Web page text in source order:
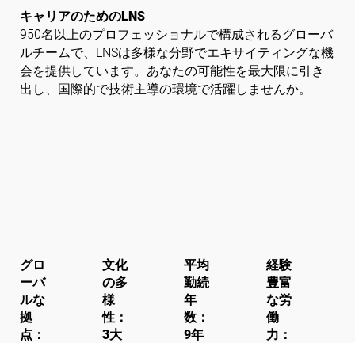
キャリアのためのLNS
950名以上のプロフェッショナルで構成されるグローバ
ルチームで、LNSは多様な分野でエキサイティングな機
会を提供しています。あなたの可能性を最大限に引き
出し、国際的で技術主導の環境で活躍しませんか。
add_location
グロ
ーバ
ルな
拠
点：
globe
文化
の多
様
性：
3大
timeline
平均
勤続
年
数：
9年
avg_pace
経験
豊富
な労
働
力：
連絡先
プライバシーポリシー
法的通知